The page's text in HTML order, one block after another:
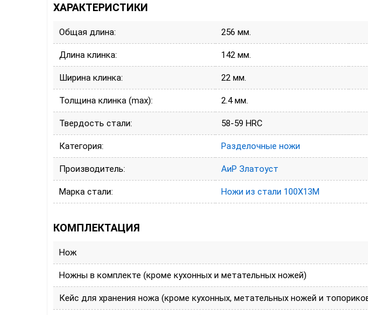
ХАРАКТЕРИСТИКИ
Общая длина: 256 мм.
Длина клинка: 142 мм.
Ширина клинка: 22 мм.
Толщина клинка (max): 2.4 мм.
Твердость стали: 58-59 HRC
Категория: Разделочные ножи
Производитель: АиР Златоуст
Марка стали: Ножи из стали 100Х13М
КОМПЛЕКТАЦИЯ
Нож
Ножны в комплекте (кроме кухонных и метательных ножей)
Кейс для хранения ножа (кроме кухонных, метательных ножей и